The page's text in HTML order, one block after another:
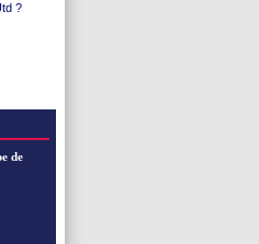
?
de